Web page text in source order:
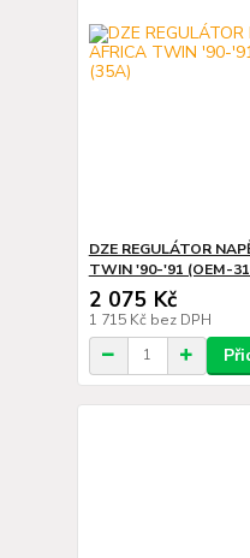
DZE REGULÁTOR
TWIN '90-'91 (OEM-
2 075 Kč
1 715 Kč bez DPH